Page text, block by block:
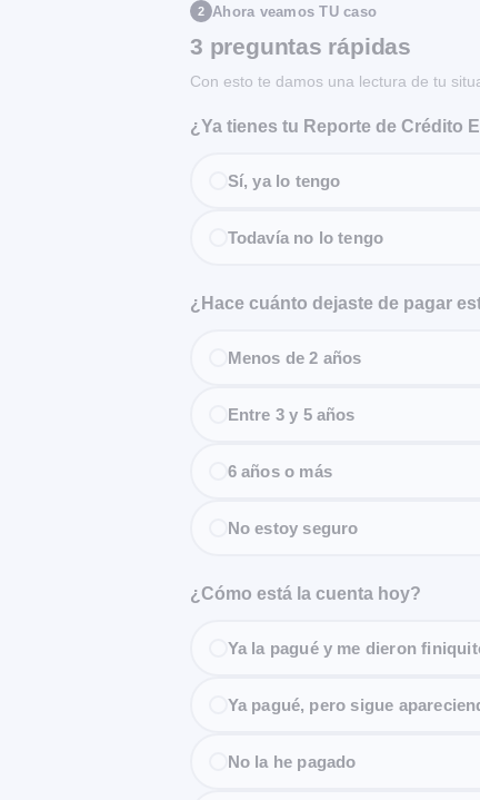
2 Ahora veamos TU caso
3 preguntas rápidas
Con esto te damos una lectura de tu
¿Ya tienes tu Reporte de Crédito
Sí, ya lo tengo
Todavía no lo tengo
¿Hace cuánto dejaste de pagar
Menos de 2 años
Entre 3 y 5 años
6 años o más
No estoy seguro
¿Cómo está la cuenta hoy?
Ya la pagué y me dieron
Ya pagué, pero sigue
No la he pagado